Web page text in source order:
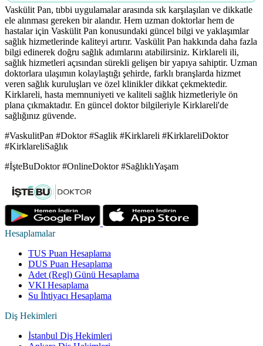
Vaskülit Pan, tıbbi uygulamalar arasında sık karşılaşılan ve dikkatle
ele alınması gereken bir alandır. Hem uzman doktorlar hem de
hastalar için Vaskülit Pan konusundaki güncel bilgi ve yaklaşımlar
sağlık hizmetlerinde kaliteyi artırır. Vaskülit Pan hakkında daha fazla
bilgi edinerek doğru sağlık adımlarını atabilirsiniz. Kirklareli ili,
sağlık hizmetleri açısından sürekli gelişen bir yapıya sahiptir. Uzman
doktorlara ulaşımın kolaylaştığı şehirde, farklı branşlarda hizmet
veren sağlık kuruluşları ve özel klinikler dikkat çekmektedir.
Kirklareli, hasta memnuniyeti ve kaliteli sağlık hizmetleriyle ön
plana çıkmaktadır. En güncel doktor bilgileriyle Kirklareli'de
sağlığınız güvende.
#VaskulitPan #Doktor #Saglik #Kirklareli #KirklareliDoktor
#KirklareliSağlık
#İşteBuDoktor #OnlineDoktor #SağlıklıYaşam
Hesaplamalar
TUS Puan Hesaplama
DUS Puan Hesaplama
Adet (Regl) Günü Hesaplama
VKI Hesaplama
Su İhtiyacı Hesaplama
Diş Hekimleri
İstanbul Diş Hekimleri